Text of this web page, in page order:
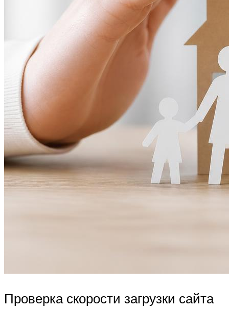
Проверка скорости загрузки сайта